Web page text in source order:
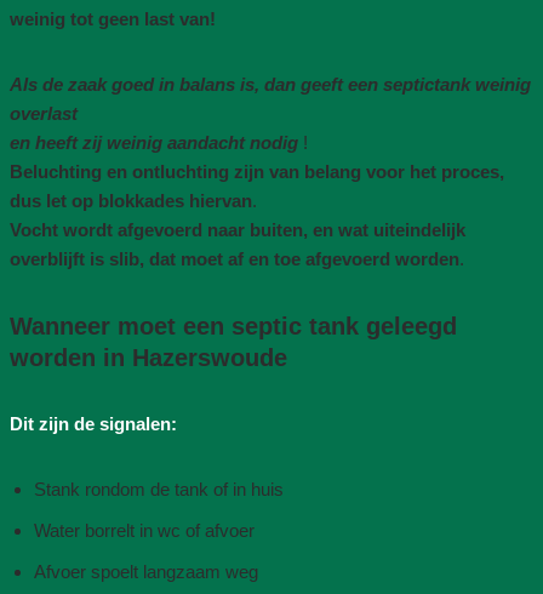
weinig tot geen last van!
Als de zaak goed in balans is, dan geeft een septictank weinig
overlast
en heeft zij weinig aandacht nodig !
Beluchting en ontluchting zijn van belang voor het proces,
dus let op blokkades hiervan.
Vocht wordt afgevoerd naar buiten, en wat uiteindelijk
overblijft is slib, dat moet af en toe afgevoerd worden.
Wanneer moet een septic tank geleegd
worden in Hazerswoude
Dit zijn de signalen:
Stank rondom de tank of in huis
Water borrelt in wc of afvoer
Afvoer spoelt langzaam weg